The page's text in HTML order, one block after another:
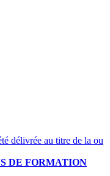
délivrée au titre de la ou
DE FORMATION